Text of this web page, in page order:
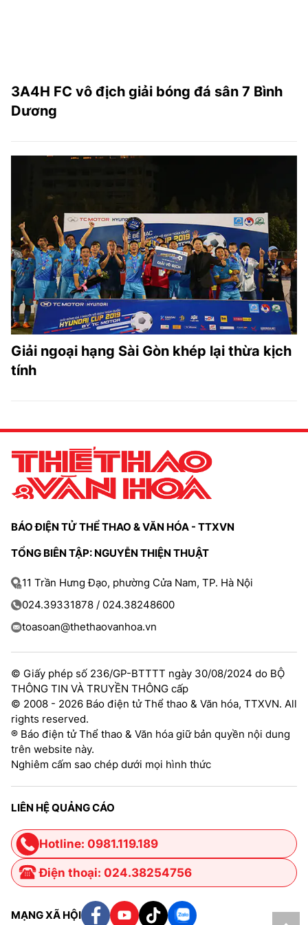
3A4H FC vô địch giải bóng đá sân 7 Bình
Dương
Giải ngoại hạng Sài Gòn khép lại thừa kịch
tính
BÁO ĐIỆN TỬ THỂ THAO & VĂN HÓA - TTXVN
TỔNG BIÊN TẬP: NGUYỄN THIỆN THUẬT
11 Trần Hưng Đạo, phường Cửa Nam, TP. Hà Nội
024.39331878 / 024.38248600
toasoan@thethaovanhoa.vn
© Giấy phép số 236/GP-BTTTT ngày 30/08/2024 do BỘ
THÔNG TIN VÀ TRUYỀN THÔNG cấp
© 2008 - 2026 Báo điện tử Thể thao & Văn hóa, TTXVN. All
rights reserved.
® Báo điện tử Thể thao & Văn hóa giữ bản quyền nội dung
trên website này.
Nghiêm cấm sao chép dưới mọi hình thức
LIÊN HỆ QUẢNG CÁO
Hotline: 0981.119.189
Điện thoại: 024.38254756
MẠNG XÃ HỘI